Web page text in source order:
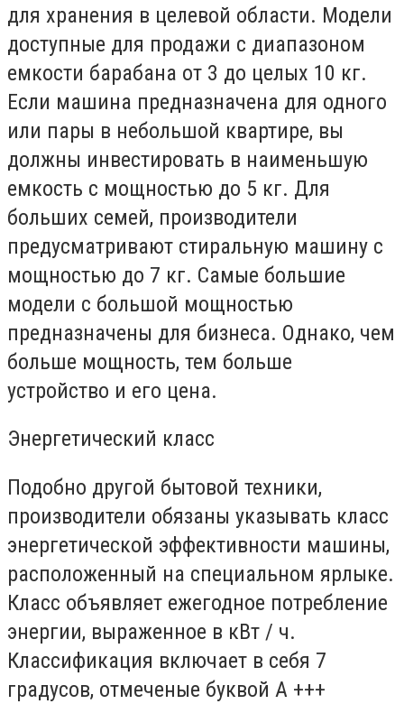
для хранения в целевой области. Модели
доступные для продажи с диапазоном
емкости барабана от 3 до целых 10 кг.
Если машина предназначена для одного
или пары в небольшой квартире, вы
должны инвестировать в наименьшую
емкость с мощностью до 5 кг. Для
больших семей, производители
предусматривают стиральную машину с
мощностью до 7 кг. Самые большие
модели с большой мощностью
предназначены для бизнеса. Однако, чем
больше мощность, тем больше
устройство и его цена.
Энергетический класс
Подобно другой бытовой техники,
производители обязаны указывать класс
энергетической эффективности машины,
расположенный на специальном ярлыке.
Класс объявляет ежегодное потребление
энергии, выраженное в кВт / ч.
Классификация включает в себя 7
градусов, отмеченые буквой A +++